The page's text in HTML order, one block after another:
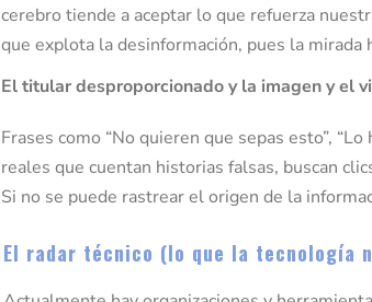
cerebro tiende a aceptar lo que refuerza
que explota la desinformación, pues la
El titular desproporcionado y la imagen y el
Frases como “No quieren que sepas esto”,
reales que cuentan historias falsas, buscan
Si no se puede rastrear el origen de la
El radar técnico (lo que la tecnología